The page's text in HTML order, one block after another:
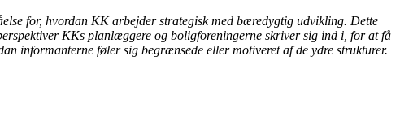
for, hvordan KK arbejder strategisk med bæredygtig udvikling. Dette
KKs planlæggere og boligforeningerne skriver sig ind i, for at få
informanterne føler sig begrænsede eller motiveret af de ydre strukturer.